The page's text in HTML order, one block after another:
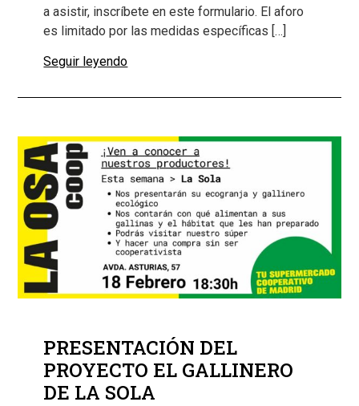
a asistir, inscríbete en este formulario. El aforo
es limitado por las medidas específicas […]
Seguir leyendo
PRESENTACIÓN DEL
PROYECTO EL GALLINERO
DE LA SOLA